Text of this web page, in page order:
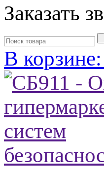
Заказать
В